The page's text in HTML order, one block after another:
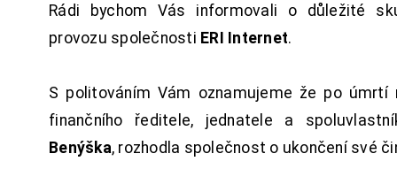
Rádi bychom Vás informovali o důležité
provozu společnosti ERI Internet.
S politováním Vám oznamujeme že po úmrtí
finančního ředitele, jednatele a
Benýška, rozhodla společnost o ukončení své